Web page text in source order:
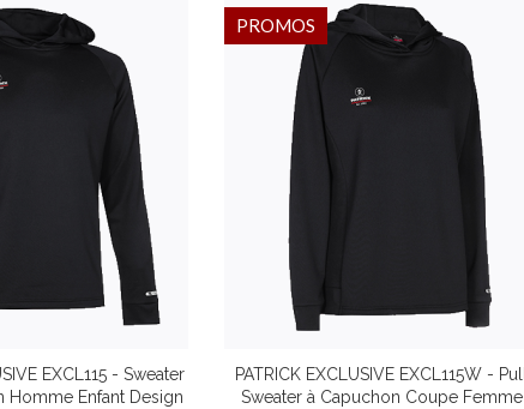
EXCL115 - Sweater
Homme Enfant Design
PATRICK EXCLUSIVE EXCL115W - Pull
Sweater à Capuchon Coupe Femme
PROMOS